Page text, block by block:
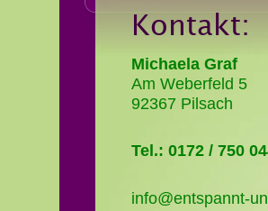
Kontakt:
Michaela Graf
Am Weberfeld 5
92367 Pilsach
Tel.: 0172 / 750
info@entspannt-